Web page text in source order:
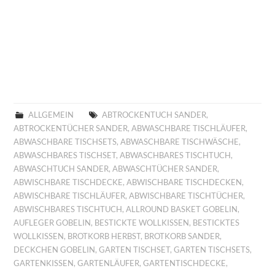
ALLGEMEIN ABTROCKENTUCH SANDER,
ABTROCKENTÜCHER SANDER,ABWASCHBARE TISCHLÄUFER,
ABWASCHBARE TISCHSETS,ABWASCHBARE TISCHWÄSCHE,
ABWASCHBARES TISCHSET,ABWASCHBARES TISCHTUCH,
ABWASCHTUCH SANDER,ABWASCHTÜCHER SANDER,
ABWISCHBARE TISCHDECKE,ABWISCHBARE TISCHDECKEN,
ABWISCHBARE TISCHLÄUFER,ABWISCHBARE TISCHTÜCHER,
ABWISCHBARES TISCHTUCH,ALLROUND BASKET GOBELIN,
AUFLEGER GOBELIN, BESTICKTE WOLLKISSEN, BESTICKTES
WOLLKISSEN, BROTKORB HERBST, BROTKORB SANDER,
DECKCHEN GOBELIN,GARTEN TISCHSET,GARTEN TISCHSETS,
GARTENKISSEN,GARTENLÄUFER,GARTENTISCHDECKE,